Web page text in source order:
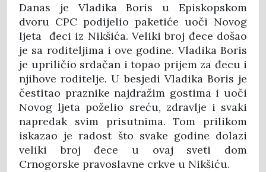
Danas je Vladika Boris u Episkopskom
dvoru CPC podijelio paketiće uoči Novog
ljeta đeci iz Nikšića. Veliki broj đece došao
je sa roditeljima i ove godine. Vladika Boris
je upriličio srdačan i topao prijem za đecu i
njihove roditelje. U besjedi Vladika Boris je
čestitao praznike najdražim gostima i uoči
Novog ljeta poželio sreću, zdravlje i svaki
napredak svim prisutnima. Tom prilikom
iskazao je radost što svake godine dolazi
veliki broj đece u ovaj sveti dom
Crnogorske pravoslavne crkve u Nikšiću.